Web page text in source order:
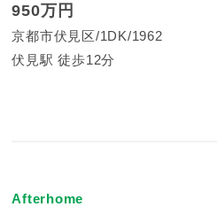
950万円
京都市伏見区 1DK 1962
伏見駅 徒歩12分
Afterhome